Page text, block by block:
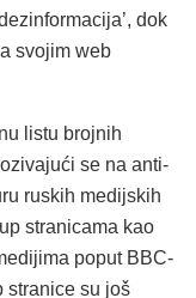
dok
svojim web
listu brojnih
se na anti-
ruskih medijskih
stranicama kao
poput BBC-
stranice su još